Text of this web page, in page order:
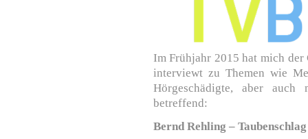
Im Frühjahr 2015 hat mich
interviewt zu Themen wie
Hörgeschädigte, aber auch
betreffend:
Bernd Rehling – Taubenschlag